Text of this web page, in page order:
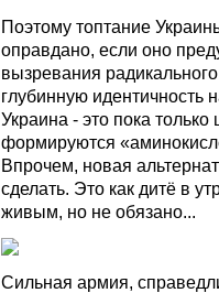
Поэтому топтание
оправдано, если оно
вызревания
глубинную
Украина - это пока
формируются
Впрочем, новая
сделать. Это как дитё в
живым, но не обязано...
Сильная армия,